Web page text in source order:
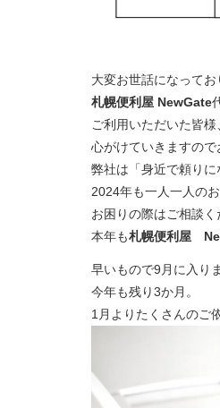
大変お世話になってお
札幌便利屋 NewGate
ご利用いただいた皆
心がけていきますので
弊社は「身近で頼りに
2024年も一人一人の
お困りの際はご相談く
本年も札幌便利屋
早いもので9月に入り
今年も残り3か月。
1月よりたくさんのご